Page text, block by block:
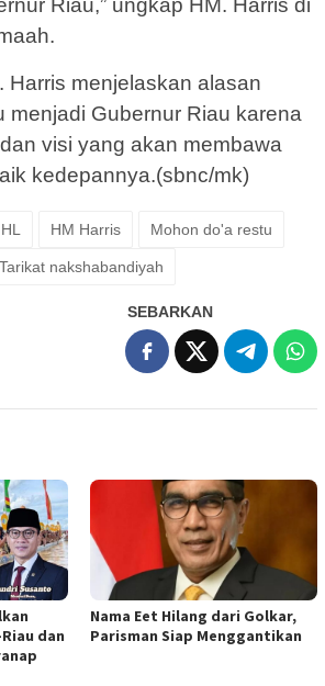
Riau,” ungkap HM. Harris di
Harris menjelaskan alasan
menjadi Gubernur Riau karena
visi yang akan membawa
kedepannya.(sbnc/mk)
HL HM Harris Mohon do'a restu
Tarikat nakshabandiyah
SEBARKAN
dan
Nama Eet Hilang dari Golkar,
Parisman Siap Menggantikan